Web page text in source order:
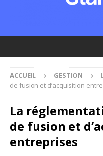
ACCUEIL GESTION
de fusion et d’acquisition
La
de fusion et
entreprises